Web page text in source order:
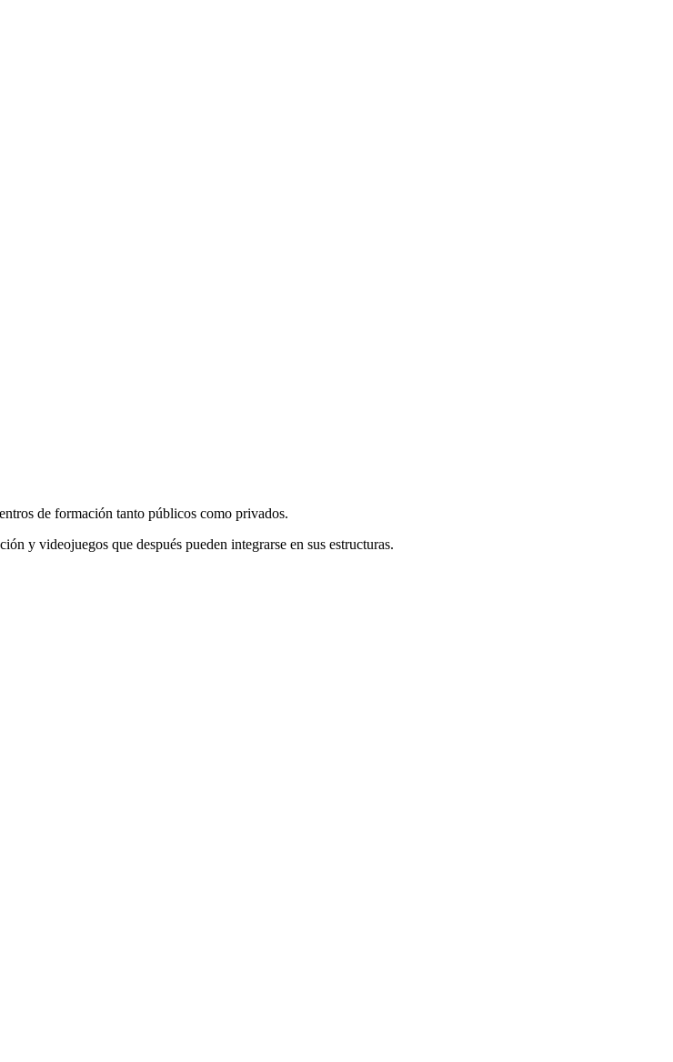
de formación tanto públicos como privados.
y videojuegos que después pueden integrarse en sus estructuras.